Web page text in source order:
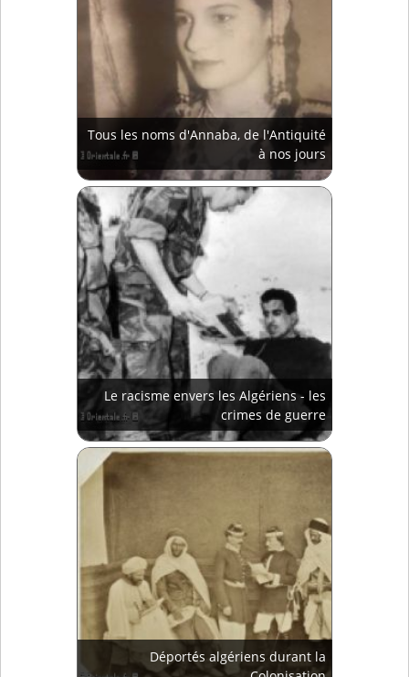
Tous les noms d'Annaba, de l'Antiquité
à nos jours
Le racisme envers les Algériens - les
crimes de guerre
Déportés algériens durant la